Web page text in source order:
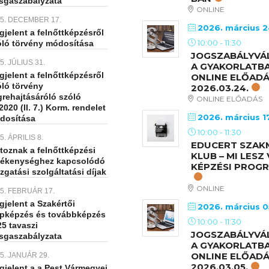
DECEMBER 17.
a felnőttképzésről
törvény módosítása
JÚLIUS 31.
a felnőttképzésről
törvény
szóló
(II. 7.) Korm. rendelet
ÁPRILIS 8.
a felnőttképzési
kapcsolódó
szolgáltatási díjak
FEBRUÁR 17.
a Szakértői
és továbbképzés
tavaszi
JANUÁR 29.
ONLINE
2026. március
10:00 -11:30
A
ONLINE
2026.03.24.
ONLINE ELŐADÁS
2026. március
10:00 -11:30
EDUCERT
KLUB – MI LESZ
KÉPZÉSI
ONLINE
2026. március
10:00 -11:30
A
ONLINE